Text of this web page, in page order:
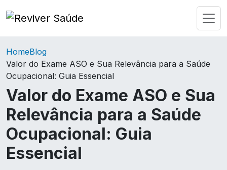
HomeBlog
Valor do Exame ASO e Sua Relevância para a Saúde
Ocupacional: Guia Essencial
Valor do Exame ASO e Sua
Relevância para a Saúde
Ocupacional: Guia
Essencial